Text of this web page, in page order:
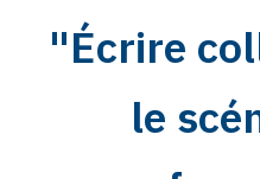
"Écrire
le